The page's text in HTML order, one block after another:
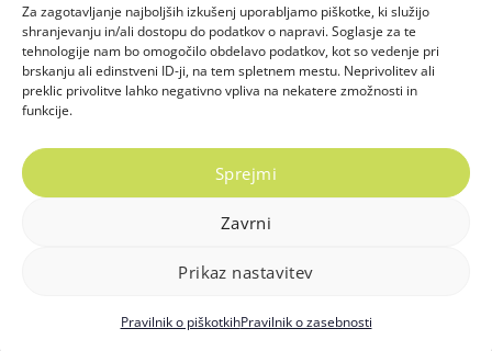
Za zagotavljanje najboljših izkušenj uporabljamo piškotke, ki služijo
shranjevanju in/ali dostopu do podatkov o napravi. Soglasje za te
tehnologije nam bo omogočilo obdelavo podatkov, kot so vedenje pri
brskanju ali edinstveni ID-ji, na tem spletnem mestu. Neprivolitev ali
preklic privolitve lahko negativno vpliva na nekatere zmožnosti in
funkcije.
Sprejmi
Zavrni
Prikaz nastavitev
Pravilnik o piškotkihPravilnik o zasebnosti
Pivnica Zlati lev
Kontakt
06:00 - 22:00
Vodnikov trg 4, 2000 Maribor, Slovenija